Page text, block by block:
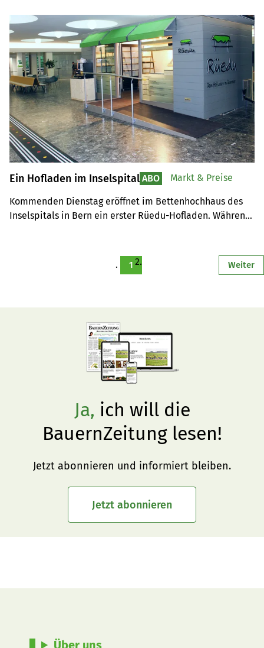
Festtage auch für Vierbeiner entspannt.
Ein Hofladen im Inselspital
Kommenden Dienstag eröffnet im Bettenhochhaus des
Inselspitals in Bern ein erster Rüedu-Hofladen. Während
ABO Markt & Preise
1 Weiter
Ja, ich will die
BauernZeitung lesen!
Jetzt abonnieren und informiert bleiben.
Jetzt abonnieren
Über uns